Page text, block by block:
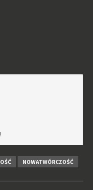
NOWATWÓRCZOŚĆ